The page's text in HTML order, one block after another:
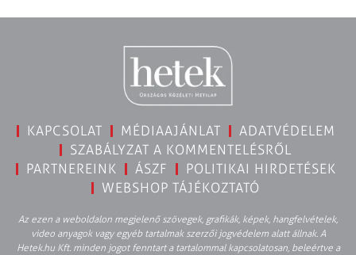
KAPCSOLAT MÉDIAAJÁNLAT
ADATVÉDELEM
SZABÁLYZAT A KOMMENTELÉSRŐL
PARTNEREINK
ÁSZF
POLITIKAI HIRDETÉSEK
WEBSHOP TÁJÉKOZTATÓ
Az ezen a weboldalon megjelenő szövegek, grafikák, képek, hangfelvételek,
video anyagok vagy egyéb tartalmak szerzői jogvédelem alatt állnak. A
Hetek.hu Kft. minden jogot fenntart a tartalommal kapcsolatosan, beleértve a